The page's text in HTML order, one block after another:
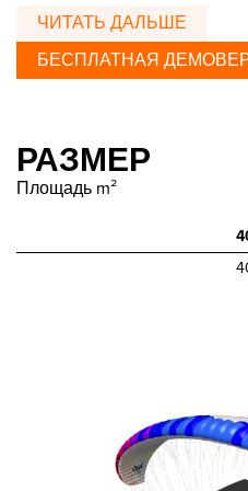
ЧИТАТЬ ДАЛЬШЕ
БЕСПЛАТНАЯ
РАЗМЕР
Площадь m²